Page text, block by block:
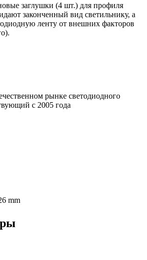
заглушки (4 шт.) для профиля
законченный вид светильнику, а
ленту от внешних факторов
рынке светодиодного
с 2005 года
mm